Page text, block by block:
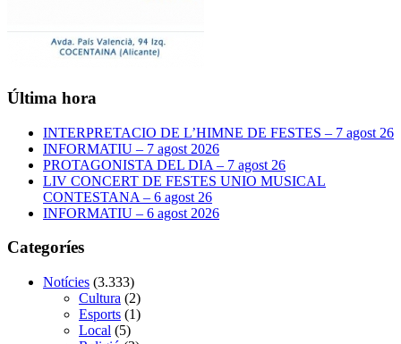
Última hora
INTERPRETACIO DE L’HIMNE DE FESTES – 7 agost 26
INFORMATIU – 7 agost 2026
PROTAGONISTA DEL DIA – 7 agost 26
LIV CONCERT DE FESTES UNIO MUSICAL
CONTESTANA – 6 agost 26
INFORMATIU – 6 agost 2026
Categoríes
Notícies (3.333)
Cultura (2)
Esports (1)
Local (5)